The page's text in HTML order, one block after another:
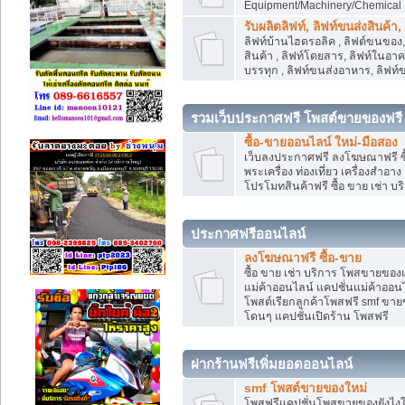
Equipment/Machinery/
รับผลิตลิฟท์, ลิฟท์ขนส่งสินค้า,
ลิฟท์บ้านไฮดรอลิค , ลิฟต์ขนขอ
สินค้า , ลิฟท์โดยสาร, ลิฟท์ในอา
บรรทุก , ลิฟท์ขนส่งอาหาร, ลิฟท์
รวมเว็บประกาศฟรี โพสต์ขายของฟรี
ซื้อ-ขายออนไลน์ ใหม่-มือสอง
เว็บลงประกาศฟรี ลงโฆษณาฟรี
พระเครื่อง ท่องเที่ยว เครื่องสำอ
โปรโมทสินค้าฟรี ซื้อ ขาย เช่า บ
ประกาศฟรีออนไลน์
ลงโฆษณาฟรี ซื้อ-ขาย
ซื้อ ขาย เช่า บริการ โพสขายขอ
แม่ค้าออนไลน์ แคปชั่นแม่ค้าออน
โพสต์เรียกลูกค้าโพสฟรี smf ขา
โดนๆ แคปชั่นเปิดร้าน โพสฟรี
ฝากร้านฟรีเพิ่มยอดออนไลน์
smf โพสต์ขายของใหม่